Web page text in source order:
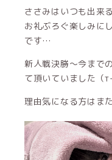
ささみはいつも出来
お礼ぶろぐ楽しみに
です…
新人戦決勝〜今まで
て頂いていました（т-
理由気になる方はま